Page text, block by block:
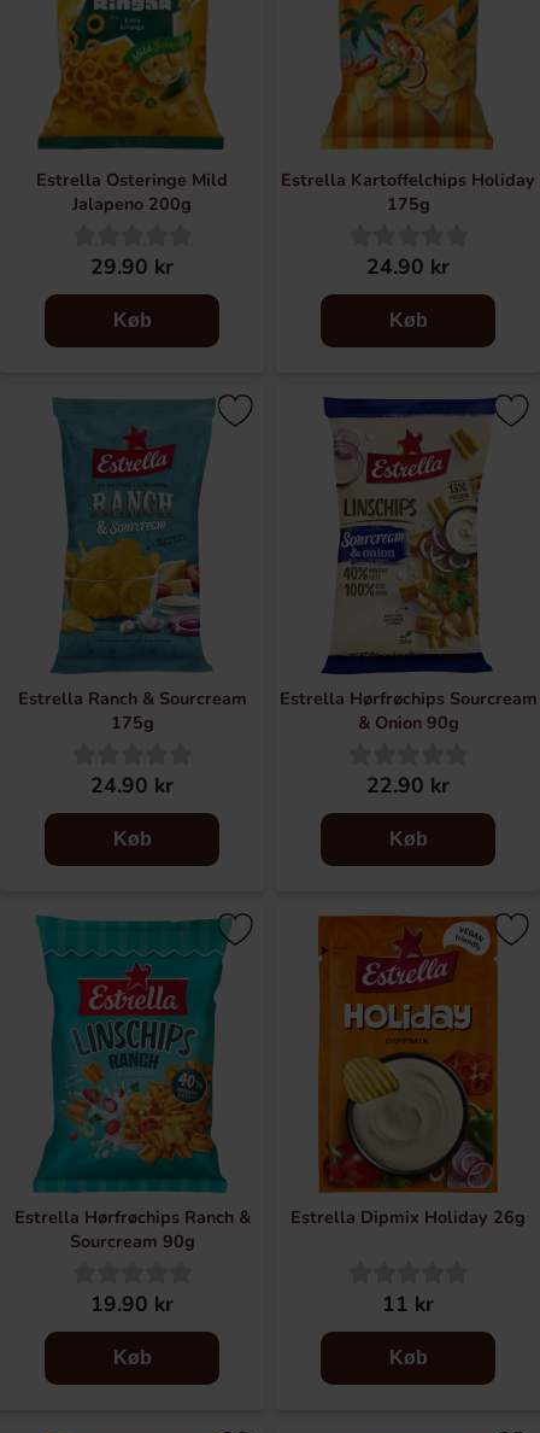
Estrella Osteringe Mild
Jalapeno 200g
29.90 kr
Køb
Estrella Kartoffelchips Holiday
175g
24.90 kr
Køb
Estrella Ranch & Sourcream
175g
24.90 kr
Køb
Estrella Hørfrøchips Sourcream
& Onion 90g
22.90 kr
Køb
Estrella Hørfrøchips Ranch &
Sourcream 90g
19.90 kr
Køb
Estrella Dipmix Holiday 26g
11 kr
Køb